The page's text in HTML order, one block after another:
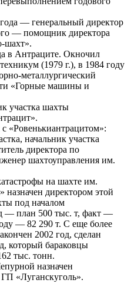
— генеральный директор
— помощник директора
шахт».
в Антраците. Окночил
(1979 г.), в 1984 году
металлургический
«Горные машины и
участка шахты
«Ровенькиантрацитом»:
начальник участка
директора по
шахтоуправления им.
на шахте им.
назначен директором этой
под началом
— план 500 тыс. т, факт —
— 82 290 т. С еще более
2002 год, сделан
который бараковцы
тыс. тонн.
назначен
«Луганскуголь».